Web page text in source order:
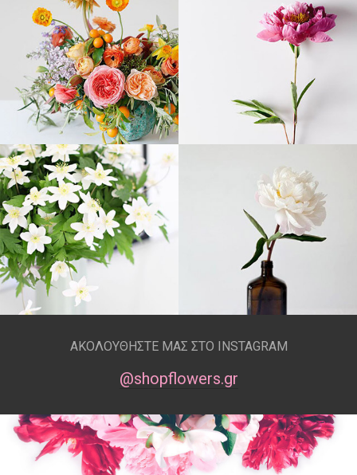
ΑΚΟΛΟΥΘΗΣΤΕ ΜΑΣ ΣΤΟ INSTAGRAM
@shopflowers.gr